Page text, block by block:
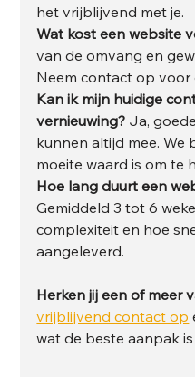
het vrijblijvend met je.
Wat kost een website
van de omvang en
Neem contact op voor
Kan ik mijn huidige
vernieuwing? Ja,
kunnen altijd mee. We
moeite waard is om te
Hoe lang duurt een
Gemiddeld 3 tot 6
complexiteit en hoe
aangeleverd.
Herken jij een of meer
vrijblijvend contact op
wat de beste aanpak